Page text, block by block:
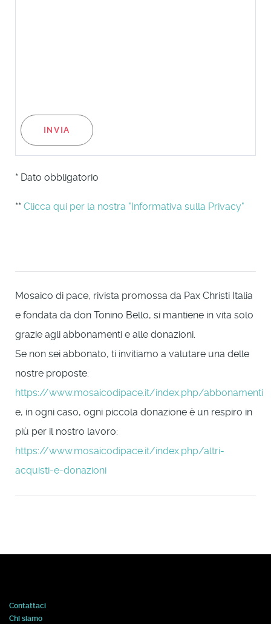
* Dato obbligatorio
** Clicca qui per la nostra "Informativa sulla Privacy"
Mosaico di pace, rivista promossa da Pax Christi Italia
e fondata da don Tonino Bello, si mantiene in vita solo
grazie agli abbonamenti e alle donazioni.
Se non sei abbonato, ti invitiamo a valutare una delle
nostre proposte:
https://www.mosaicodipace.it/index.php/abbonamenti
e, in ogni caso, ogni piccola donazione è un respiro in
più per il nostro lavoro:
https://www.mosaicodipace.it/index.php/altri-
acquisti-e-donazioni
Contattaci
Chi siamo